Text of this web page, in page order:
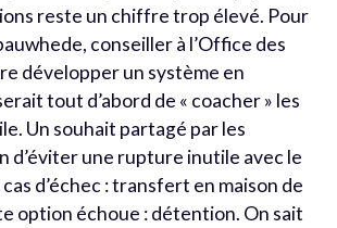
reste un chiffre trop élevé. Pour
conseiller à l’Office des
développer un système en
tout d’abord de « coacher » les
Un souhait partagé par les
d’éviter une rupture inutile avec le
d’échec : transfert en maison de
option échoue : détention. On sait